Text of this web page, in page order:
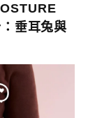
垂耳兔與